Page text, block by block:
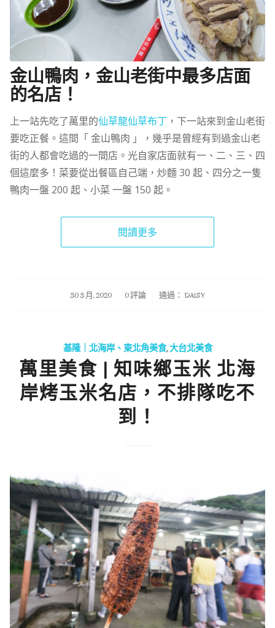
金山鴨肉，金山老街中最多店面
的名店！
上一站先吃了萬里的仙草龍仙草布丁 ，下一站來到金山老街
要吃正餐。這間「 金山鴨肉 」，幾乎是曾經有到過金山老
街的人都會吃過的一間店。光自家店面就有一、二、三、四
個這麼多！菜要從出餐區自己端，炒麵 30 起、四分之一隻
鴨肉一盤 200 起、小菜 一盤 150 起。
閱讀更多
30 3 月, 2020
/ 0 評論 通過： DAISY
基隆｜北海岸、東北角美食,大台北美食
萬里美食 | 知味鄉玉米 北海
岸烤玉米名店，不排隊吃不
到！